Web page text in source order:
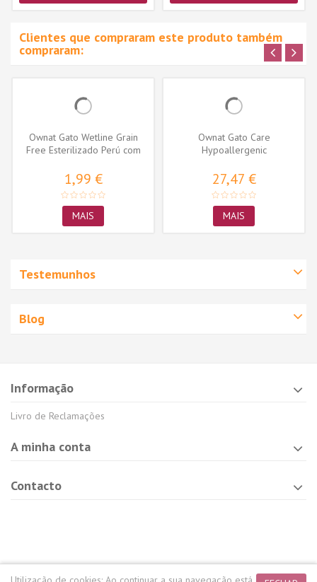
Clientes que compraram este produto também
compraram:
Ownat Gato Wetline Grain
Free Esterilizado Perú com
1,99 €
MAIS
Ownat Gato Care
Hypoallergenic
27,47 €
MAIS
Testemunhos
Blog
Informação
Livro de Reclamações
A minha conta
Contacto